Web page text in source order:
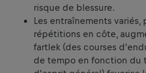
risque de blessure.
Les entraînements variés,
répétitions en côte,
fartlek (des courses
de tempo en fonction du